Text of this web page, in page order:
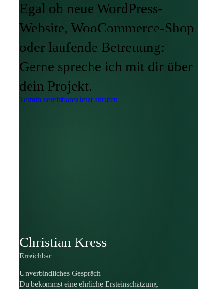
Egal ob neue WordPress-
Website, WooCommerce­-Shop
oder laufende Betreuung:
Gerne spreche ich mit dir über
dein Projekt.
Termin vereinbarenJetzt anrufen
Christian Kress
Erreichbar
Unverbindliches Gespräch
Du bekommst eine ehrliche Ersteinschätzung.